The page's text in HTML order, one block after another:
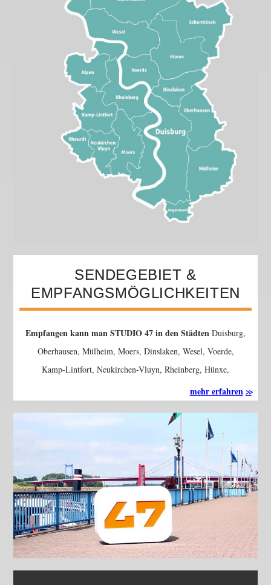
SENDEGEBIET &
EMPFANGSMÖGLICHKEITEN
Empfangen kann man STUDIO 47 in den Städten Duisburg,
Oberhausen, Mülheim, Moers, Dinslaken, Wesel, Voerde,
Kamp-Lintfort, Neukirchen-Vluyn, Rheinberg, Hünxe,
Schermbeck, Hamminkeln, Rees, Alpen, Rheurdt und
Vodafone NRW.
mehr erfahren